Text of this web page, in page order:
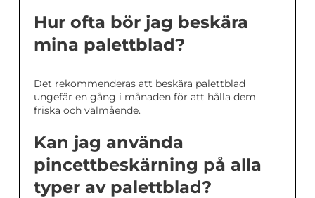
Hur ofta bör jag beskära
mina palettblad?
Det rekommenderas att beskära palettblad
ungefär en gång i månaden för att hålla dem
friska och välmående.
Kan jag använda
pincettbeskärning på alla
typer av palettblad?